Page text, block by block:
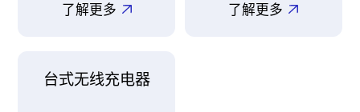
了解更多 了解更多
台式无线充电器